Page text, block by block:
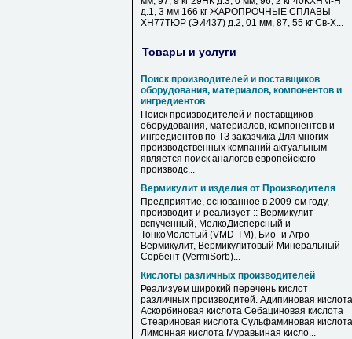
д.1, 3 мм 166 кг ЖАРОПРОЧНЫЕ СПЛАВЫ
ХН77ТЮР (ЭИ437) д.2, 01 мм, 87, 55 кг Св-Х...
Товары и услуги
Поиск производителей и поставщиков
оборудования, материалов, компонентов и
ингредиентов
Поиск производителей и поставщиков
оборудования, материалов, компонентов и
ингредиентов по ТЗ заказчика Для многих
производственных компаний актуальным
является поиск аналогов европейского
производс...
Вермикулит и изделия от Производителя
Предприятие, основанное в 2009-ом году,
производит и реализует :: Вермикулит
вспученный, МелкоДисперсный и
ТонкоМолотый (VMD-TM), Био- и Агро-
Вермикулит, Вермикулитовый Минеральный
Сорбент (VermiSorb)...
Кислоты различных производителей
Реализуем широкий перечень кислот
различных производитей. Адипиновая кислота
Аскорбиновая кислота Себациновая кислота
Стеариновая кислота Сульфаминовая кислота
Лимонная кислота Муравьиная кисло...